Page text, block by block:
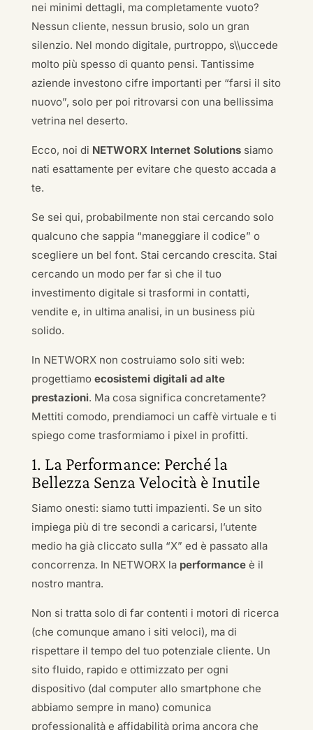
nei minimi dettagli, ma completamente vuoto?
Nessun cliente, nessun brusio, solo un gran
silenzio. Nel mondo digitale, purtroppo, s\\uccede
molto più spesso di quanto pensi. Tantissime
aziende investono cifre importanti per “farsi il sito
nuovo”, solo per poi ritrovarsi con una bellissima
vetrina nel deserto.
Ecco, noi di NETWORX Internet Solutionssiamo
nati esattamente per evitare che questo accada a
te.
Se sei qui, probabilmente non stai cercando solo
qualcuno che sappia “maneggiare il codice” o
scegliere un bel font. Stai cercando crescita. Stai
cercando un modo per far sì che il tuo
investimento digitale si trasformi in contatti,
vendite e, in ultima analisi, in un business più
solido.
In NETWORX non costruiamo solo siti web:
progettiamo ecosistemi digitali ad alte
prestazioni. Ma cosa significa concretamente?
Mettiti comodo, prendiamoci un caffè virtuale e ti
spiego come trasformiamo i pixel in profitti.
1. La Performance: Perché la
Bellezza Senza Velocità è Inutile
Siamo onesti: siamo tutti impazienti. Se un sito
impiega più di tre secondi a caricarsi, l’utente
medio ha già cliccato sulla “X” ed è passato alla
concorrenza. In NETWORX la performanceè il
nostro mantra.
Non si tratta solo di far contenti i motori di ricerca
(che comunque amano i siti veloci), ma di
rispettare il tempo del tuo potenziale cliente. Un
sito fluido, rapido e ottimizzato per ogni
dispositivo (dal computer allo smartphone che
abbiamo sempre in mano) comunica
professionalità e affidabilità prima ancora che